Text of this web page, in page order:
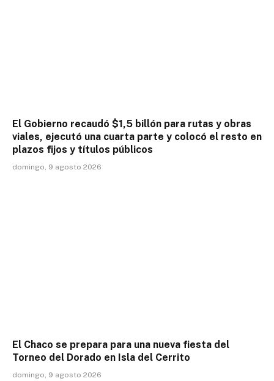
El Gobierno recaudó $1,5 billón para rutas y obras
viales, ejecutó una cuarta parte y colocó el resto en
plazos fijos y títulos públicos
domingo, 9 agosto 2026
El Chaco se prepara para una nueva fiesta del
Torneo del Dorado en Isla del Cerrito
domingo, 9 agosto 2026